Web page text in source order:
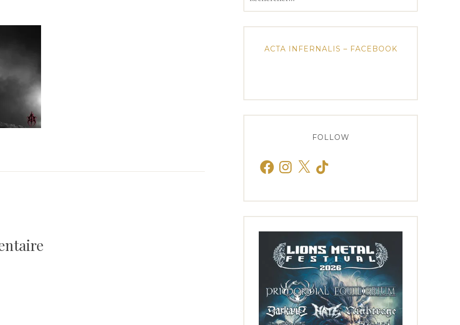
ACTA INFERNALIS – FACEBOOK
FOLLOW
FacebookInstagram
X TikTok